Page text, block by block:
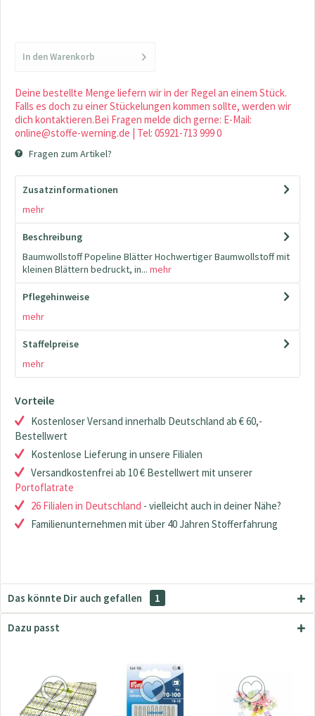
In denWarenkorb
Deine bestellte Menge liefern wir in der Regel an einem Stück.
Falls es doch zu einer Stückelungen kommen sollte, werden wir
dich kontaktieren.Bei Fragen melde dich gerne: E-Mail:
online@stoffe-werning.de | Tel: 05921-713 999 0
Fragen zum Artikel?
Zusatzinformationen
mehr
Beschreibung
Baumwollstoff Popeline Blätter Hochwertiger Baumwollstoff mit
kleinen Blättern bedruckt, in... mehr
Pflegehinweise
mehr
Staffelpreise
mehr
Vorteile
Kostenloser Versand innerhalb Deutschland ab € 60,-
Bestellwert
Kostenlose Lieferung in unsere Filialen
Versandkostenfrei ab 10 € Bestellwert mit unserer
Portoflatrate
26 Filialen in Deutschland - vielleicht auch in deiner Nähe?
Familienunternehmen mit über 40 Jahren Stofferfahrung
Das könnte Dir auch gefallen 1
Dazu passt